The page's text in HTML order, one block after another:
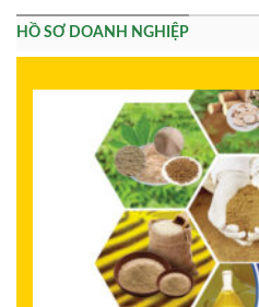
HỒ SƠ DOANH NGHIỆP